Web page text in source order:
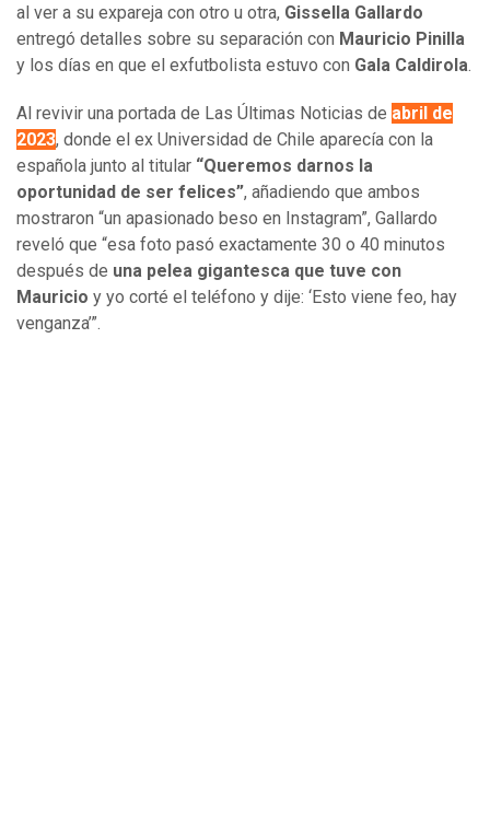
al ver a su expareja con otro u otra, Gissella Gallardo
entregó detalles sobre su separación con Mauricio Pinilla
y los días en que el exfutbolista estuvo con Gala Caldirola.
Al revivir una portada de Las Últimas Noticias de abril de
2023, donde el ex Universidad de Chile aparecía con la
española junto al titular “Queremos darnos la
oportunidad de ser felices”, añadiendo que ambos
mostraron “un apasionado beso en Instagram”, Gallardo
reveló que “esa foto pasó exactamente 30 o 40 minutos
después de una pelea gigantesca que tuve con
Mauricio y yo corté el teléfono y dije: ‘Esto viene feo, hay
venganza’”.